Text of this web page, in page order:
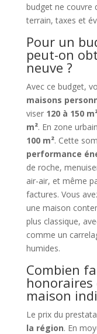
budget ne couvre
terrain, taxes et
Pour un
peut-on
neuve ?
Avec ce budget,
maisons
viser 120 à 150
m². En zone
100 m². Cette
performance
de roche,
air-air, et même
factures. Vous
une maison
plus classique,
comme un
humides.
Combien
honoraires
maison
Le prix du
la région. En